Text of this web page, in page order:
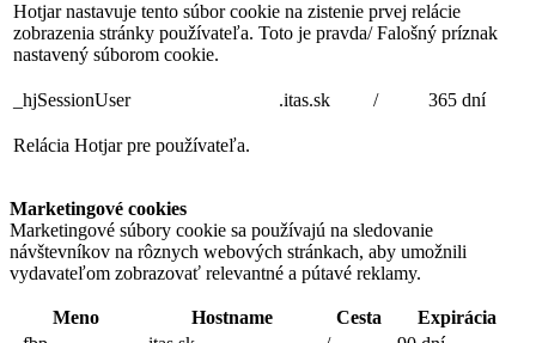
Hotjar nastavuje tento súbor cookie na zistenie prvej relácie
zobrazenia stránky používateľa. Toto je pravda/ Falošný príznak
nastavený súborom cookie.
_hjSessionUser .itas.sk / 365 dní
Relácia Hotjar pre používateľa.
Marketingové cookies
Marketingové súbory cookie sa používajú na sledovanie
návštevníkov na rôznych webových stránkach, aby umožnili
vydavateľom zobrazovať relevantné a pútavé reklamy.
Meno Hostname Cesta
Expirácia